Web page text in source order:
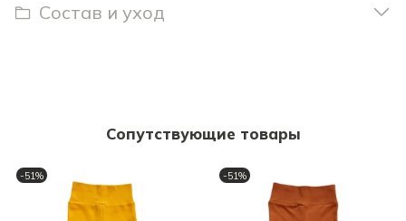
Состав и уход
Сопутствующие товары
-51% -51%